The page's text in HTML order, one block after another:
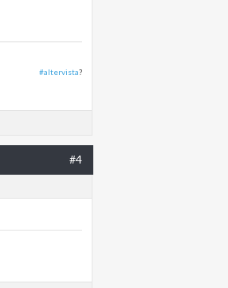
#altervista?
#4